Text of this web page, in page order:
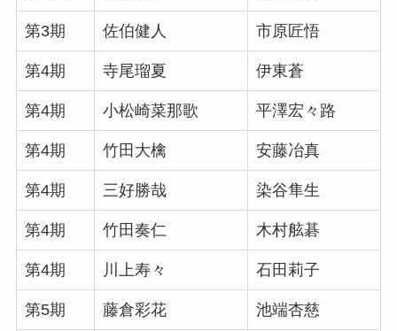
第3期 佐伯健人 市原匠悟
第4期 寺尾瑠夏 伊東蒼
第4期 小松崎菜那歌 平澤宏々路
第4期 竹田大檎 安藤冶真
第4期 三好勝哉 染谷隼生
第4期 竹田奏仁 木村舷碁
第4期 川上寿々 石田莉子
第5期 藤倉彩花 池端杏慈